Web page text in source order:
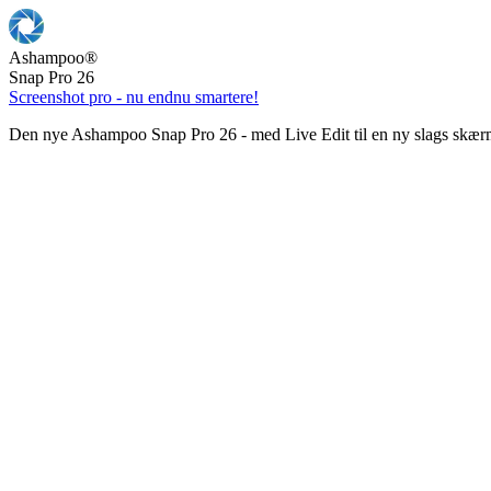
Ashampoo®
Snap Pro 26
Screenshot pro - nu endnu smartere!
Den nye Ashampoo Snap Pro 26 - med Live Edit til en ny slags